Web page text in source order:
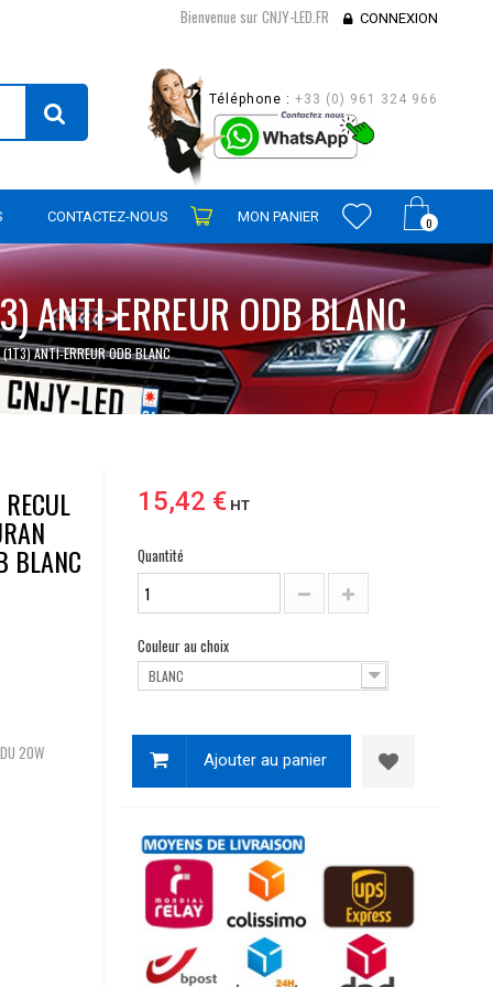
Bienvenue sur CNJY-LED.FR CONNEXION
Téléphone : +33 (0) 961 324 966
0
CONTACTEZ-NOUS MON PANIER
ANTI-ERREUR ODB BLANC
ANTI-ERREUR ODB BLANC
BLANC
20W
15,42 €HT
Quantité
Couleur au choix
BLANC
Ajouter au panier